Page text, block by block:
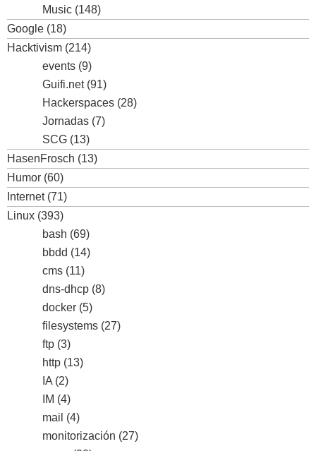
Music (148)
Google (18)
Hacktivism (214)
events (9)
Guifi.net(91)
Hackerspaces (28)
Jornadas (7)
SCG (13)
HasenFrosch (13)
Humor (60)
Internet(71)
Linux (393)
bash (69)
bbdd (14)
cms (11)
dns-dhcp (8)
docker (5)
filesystems (27)
ftp (3)
http (13)
IA (2)
IM (4)
mail (4)
monitorización (27)